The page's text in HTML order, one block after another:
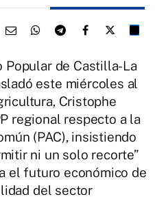
de Castilla-La
este miércoles al
Cristophe
regional respecto a la
(PAC), insistiendo
ni un solo recorte”
el futuro económico de
del sector